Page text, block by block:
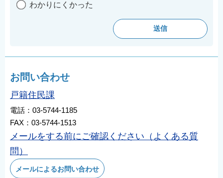
わかりにくかった
お問い合わせ
戸籍住民課
電話：03-5744-1185
FAX：03-5744-1513
メールをする前にご確認ください（よくある質
問）
メールによるお問い合わせ